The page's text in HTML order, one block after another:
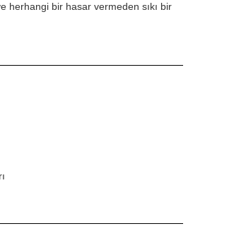
herhangi bir hasar vermeden sıkı bir